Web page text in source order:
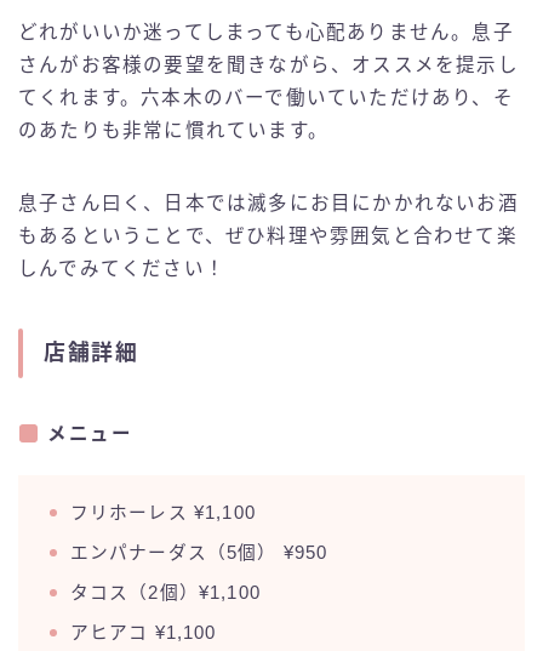
どれがいいか迷ってしまっても心配ありません。息子
さんがお客様の要望を聞きながら、オススメを提示し
てくれます。六本木のバーで働いていただけあり、そ
のあたりも非常に慣れています。
息子さん曰く、日本では滅多にお目にかかれないお酒
もあるということで、ぜひ料理や雰囲気と合わせて楽
しんでみてください！
店舗詳細
メニュー
フリホーレス ¥1,100
エンパナーダス（5個） ¥950
タコス（2個）¥1,100
アヒアコ ¥1,100